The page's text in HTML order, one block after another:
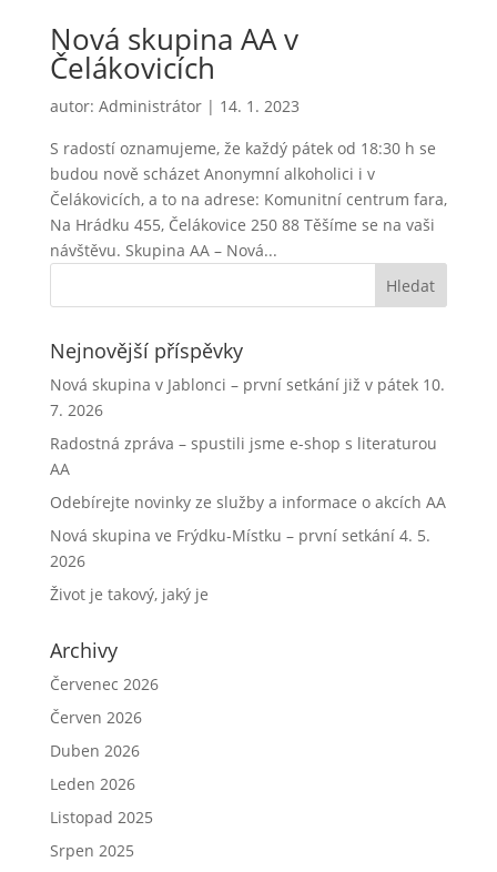
Nová skupina AA v
Čelákovicích
autor: Administrátor| 14. 1. 2023
S radostí oznamujeme, že každý pátek od 18:30 h se
budou nově scházet Anonymní alkoholici i v
Čelákovicích, a to na adrese: Komunitní centrum fara,
Na Hrádku 455, Čelákovice 250 88 Těšíme se na vaši
návštěvu. Skupina AA – Nová...
Nejnovější příspěvky
Nová skupina v Jablonci – první setkání již v pátek 10.
7. 2026
Radostná zpráva – spustili jsme e-shop s literaturou
AA
Odebírejte novinky ze služby a informace o akcích AA
Nová skupina ve Frýdku-Místku – první setkání 4. 5.
2026
Život je takový, jaký je
Archivy
Červenec 2026
Červen 2026
Duben 2026
Leden 2026
Listopad 2025
Srpen 2025